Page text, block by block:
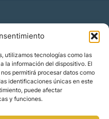
utilizamos tecnologías como las
la información del dispositivo. El
permitirá procesar datos como
identificaciones únicas en este
puede afectar
y funciones.
ciudadanía
digitales
nosotros
somos